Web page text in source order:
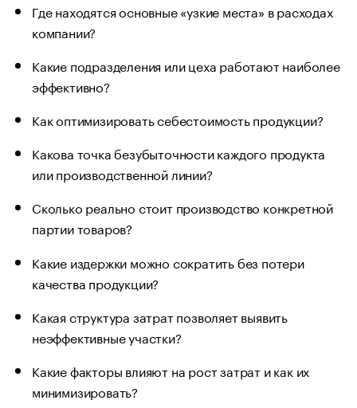
Где находятся основные «узкие места» в расходах
компании?
Какие подразделения или цеха работают наиболее
эффективно?
Как оптимизировать себестоимость продукции?
Какова точка безубыточности каждого продукта
или производственной линии?
Сколько реально стоит производство конкретной
партии товаров?
Какие издержки можно сократить без потери
качества продукции?
Какая структура затрат позволяет выявить
неэффективные участки?
Какие факторы влияют на рост затрат и как их
минимизировать?